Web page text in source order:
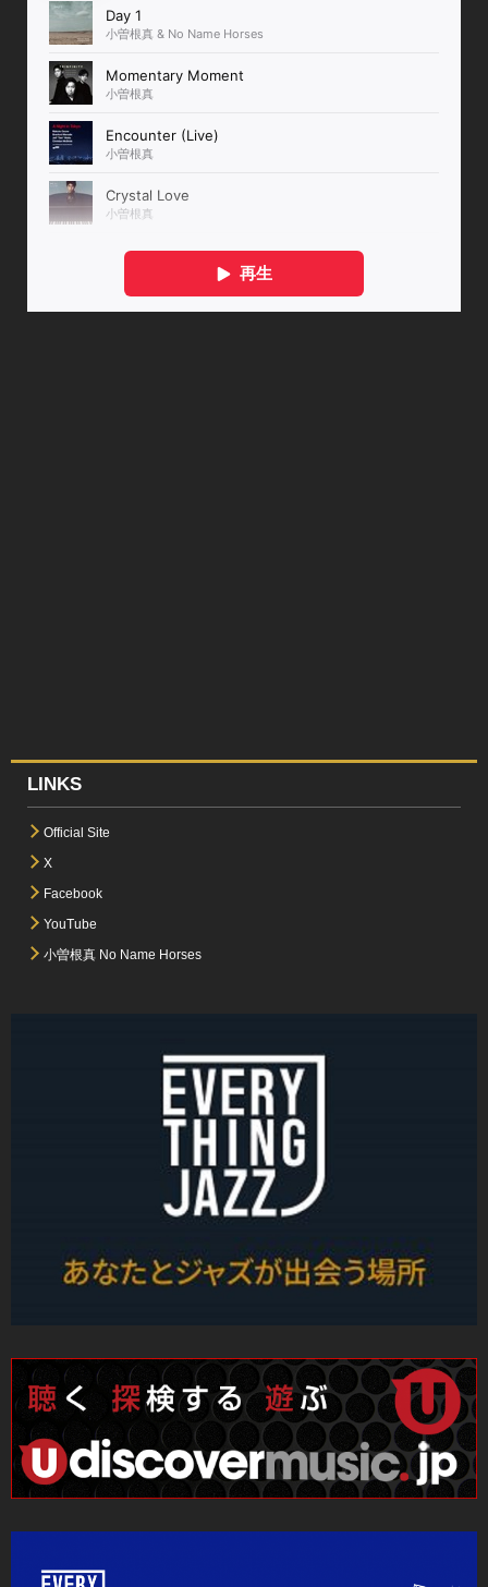
LINKS
Official Site
X
Facebook
YouTube
小曽根真 No Name Horses